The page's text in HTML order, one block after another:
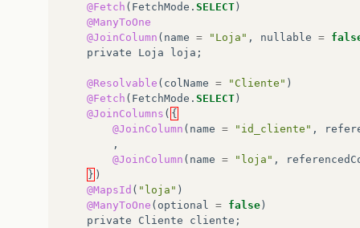
@Fetch ( FetchMode . SELECT )
@ManyToOne
@JoinColumn ( name = "Loja" , nullable =
private
Loja loja ;
@Resolvable ( colName = "Cliente" )
@Fetch ( FetchMode . SELECT )
@JoinColumns ( {
@JoinColumn ( name = "id_cliente" ,
,
@JoinColumn ( name = "loja" ,
} )
@MapsId ( "loja" )
@ManyToOne ( optional = false )
private
Cliente cliente ;